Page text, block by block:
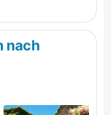
machen wir
und dann
wieder
nach